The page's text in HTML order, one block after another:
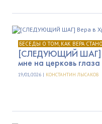
БЕСЕДЫ О ТОМ, КАК ВЕРА
[СЛЕДУЮЩИЙ ШАГ]
мне на церковь глаза
19/01/2026 | КОНСТАНТИН ЛЫСАКОВ